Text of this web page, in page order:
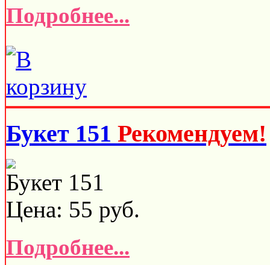
Подробнее...
Букет 151 Рекомендуем!
Букет 151
Цена: 55 руб.
Подробнее...